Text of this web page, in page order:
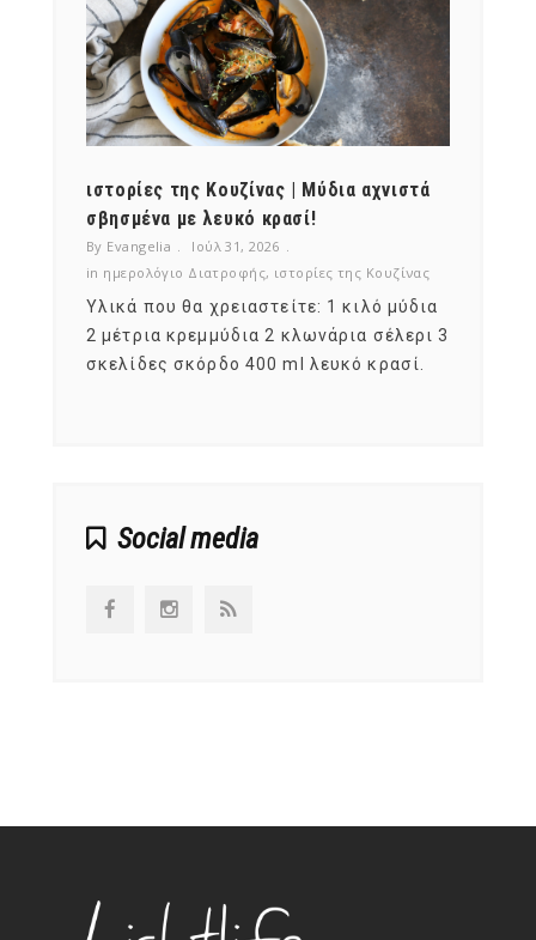
ιστορίες της Κουζίνας | Μύδια αχνιστά
σβησμένα με λευκό κρασί!
By Evangelia
Ιούλ 31, 2026
in ημερολόγιο Διατροφής, ιστορίες της Κουζίνας
Υλικά που θα χρειαστείτε: 1 κιλό μύδια
2 μέτρια κρεμμύδια 2 κλωνάρια σέλερι 3
σκελίδες σκόρδο 400 ml λευκό κρασί.
Social media